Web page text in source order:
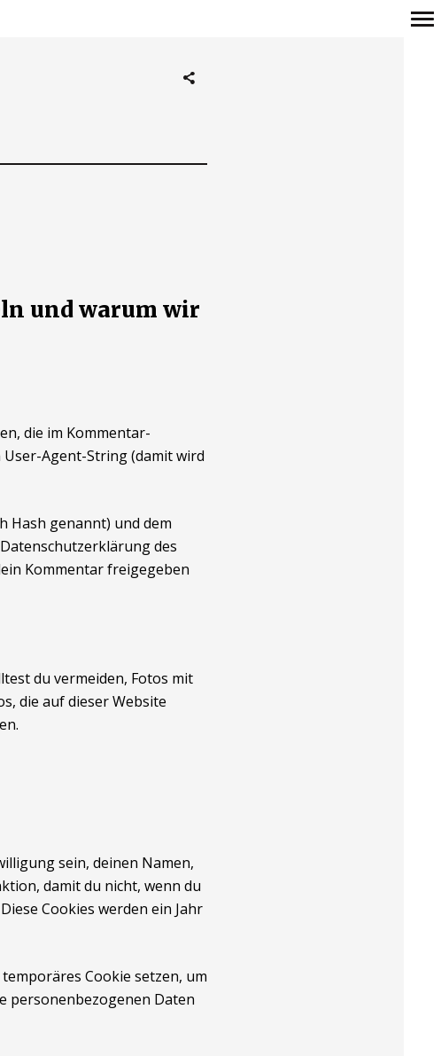
Navigation
und warum wir
die im Kommentar-
Agent-String (damit wird
Hash genannt) und dem
des
Kommentar freigegeben
du vermeiden, Fotos mit
die auf dieser Website
sein, deinen Namen,
damit du nicht, wenn du
Cookies werden ein Jahr
Cookie setzen, um
personenbezogenen Daten